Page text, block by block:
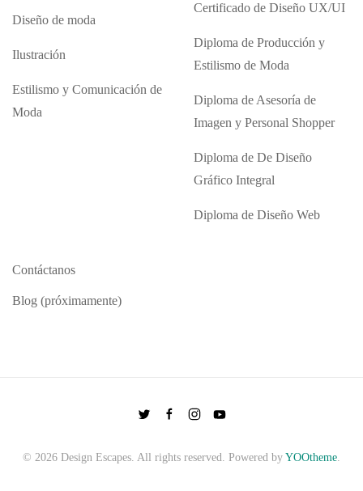
Diseño de moda
Ilustración
Estilismo y Comunicación de
Moda
Certificado de Diseño UX/UI
Diploma de Producción y
Estilismo de Moda
Diploma de Asesoría de
Imagen y Personal Shopper
Diploma de De Diseño
Gráfico Integral
Diploma de Diseño Web
Contáctanos
Blog (próximamente)
© 2026 Design Escapes. All rights reserved. Powered by YOOtheme.